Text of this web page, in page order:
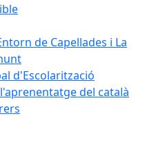
de Capellades i La
d'Escolarització
del català